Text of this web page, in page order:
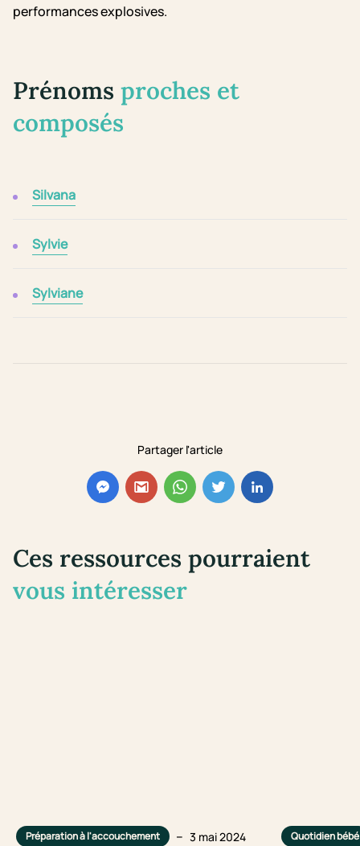
Partager l'article
performances explosives.
Prénoms proches et
composés
Silvana
Sylvie
Sylviane
Ces ressources pourraient
vous intéresser
Préparation à l'accouchement – 3 mai 2024 Quotidien bébé